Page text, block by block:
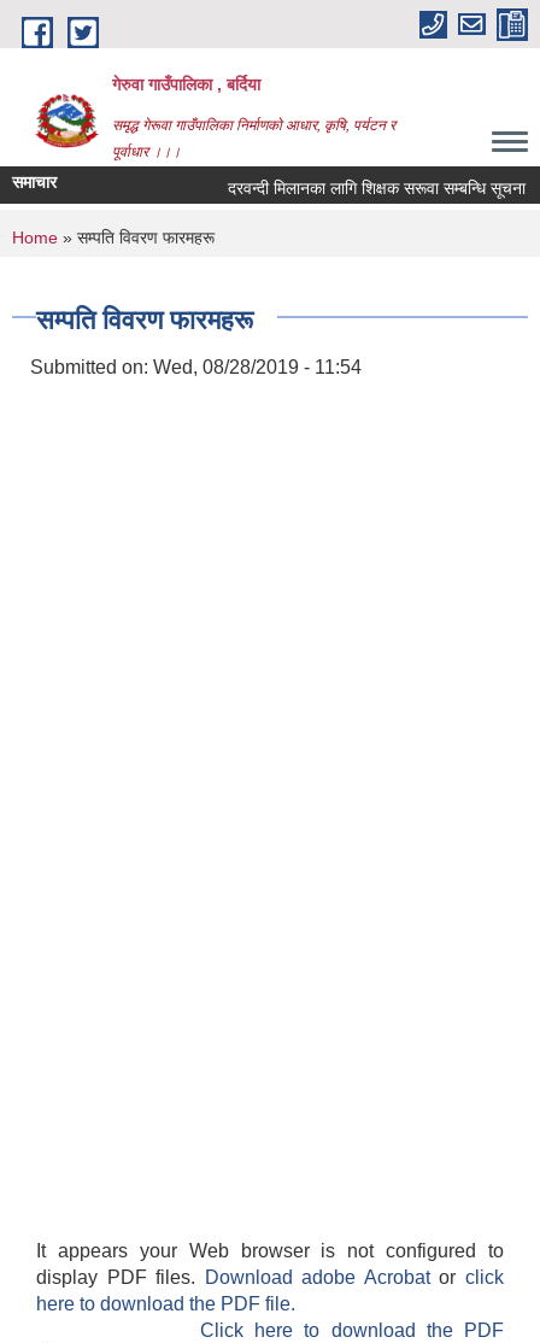
Skip to main content
गेरुवा गाउँपालिका , बर्दिया
समृद्ध गेरूवा गाउँपालिका निर्माणको आधार, कृषि, पर्यटन र
पूर्वाधार ।।।
समाचार दरवन्दी मिलानका लागि शिक्षक सरूवा सम्बन्धि सूचना
You are here
Home » सम्पति विवरण फारमहरू
सम्पति विवरण फारमहरू
Submitted on: Wed, 08/28/2019 - 11:54
It appears your Web browser is not configured to
display PDF files.
Download adobe Acrobatorclick
here to download the PDF file.
Click here to download the PDF